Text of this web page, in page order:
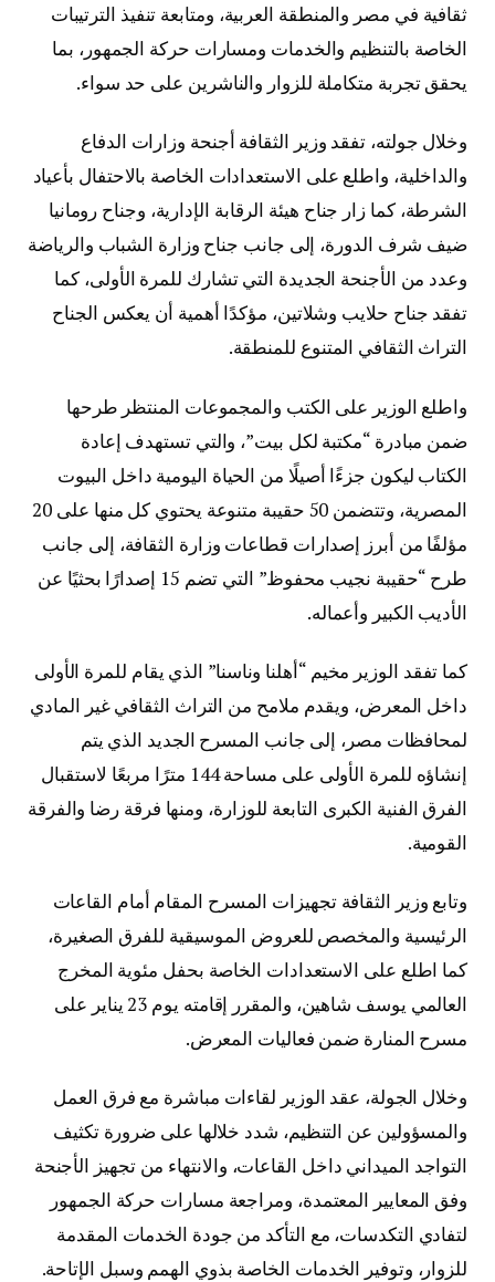
ثقافية في مصر والمنطقة العربية، ومتابعة تنفيذ الترتيبات
الخاصة بالتنظيم والخدمات ومسارات حركة الجمهور، بما
يحقق تجربة متكاملة للزوار والناشرين على حد سواء.
وخلال جولته، تفقد وزير الثقافة أجنحة وزارات الدفاع
والداخلية، واطلع على الاستعدادات الخاصة بالاحتفال بأعياد
الشرطة، كما زار جناح هيئة الرقابة الإدارية، وجناح رومانيا
ضيف شرف الدورة، إلى جانب جناح وزارة الشباب والرياضة
وعدد من الأجنحة الجديدة التي تشارك للمرة الأولى، كما
تفقد جناح حلايب وشلاتين، مؤكدًا أهمية أن يعكس الجناح
التراث الثقافي المتنوع للمنطقة.
واطلع الوزير على الكتب والمجموعات المنتظر طرحها
ضمن مبادرة “مكتبة لكل بيت”، والتي تستهدف إعادة
الكتاب ليكون جزءًا أصيلًا من الحياة اليومية داخل البيوت
المصرية، وتتضمن 50 حقيبة متنوعة يحتوي كل منها على 20
مؤلفًا من أبرز إصدارات قطاعات وزارة الثقافة، إلى جانب
طرح “حقيبة نجيب محفوظ” التي تضم 15 إصدارًا بحثيًا عن
الأديب الكبير وأعماله.
كما تفقد الوزير مخيم “أهلنا وناسنا” الذي يقام للمرة الأولى
داخل المعرض، ويقدم ملامح من التراث الثقافي غير المادي
لمحافظات مصر، إلى جانب المسرح الجديد الذي يتم
إنشاؤه للمرة الأولى على مساحة 144 مترًا مربعًا لاستقبال
الفرق الفنية الكبرى التابعة للوزارة، ومنها فرقة رضا والفرقة
القومية.
وتابع وزير الثقافة تجهيزات المسرح المقام أمام القاعات
الرئيسية والمخصص للعروض الموسيقية للفرق الصغيرة،
كما اطلع على الاستعدادات الخاصة بحفل مئوية المخرج
العالمي يوسف شاهين، والمقرر إقامته يوم 23 يناير على
مسرح المنارة ضمن فعاليات المعرض.
وخلال الجولة، عقد الوزير لقاءات مباشرة مع فرق العمل
والمسؤولين عن التنظيم، شدد خلالها على ضرورة تكثيف
التواجد الميداني داخل القاعات، والانتهاء من تجهيز الأجنحة
وفق المعايير المعتمدة، ومراجعة مسارات حركة الجمهور
لتفادي التكدسات، مع التأكد من جودة الخدمات المقدمة
للزوار، وتوفير الخدمات الخاصة بذوي الهمم وسبل الإتاحة.